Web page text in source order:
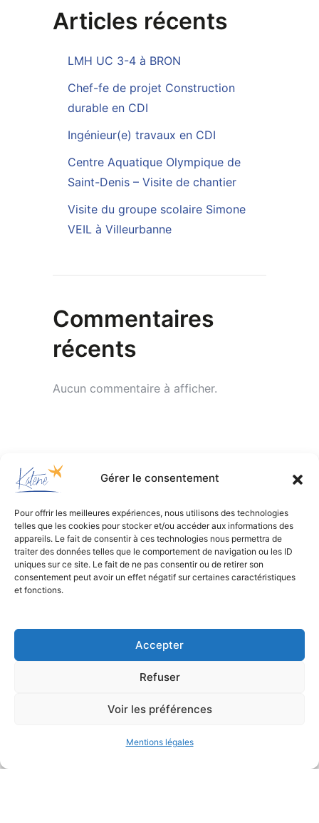
Gérer le consentement
Pour offrir les meilleures expériences, nous utilisons des technologies
telles que les cookies pour stocker et/ou accéder aux informations des
appareils. Le fait de consentir à ces technologies nous permettra de
traiter des données telles que le comportement de navigation ou les ID
uniques sur ce site. Le fait de ne pas consentir ou de retirer son
consentement peut avoir un effet négatif sur certaines caractéristiques
et fonctions.
Accepter
Refuser
Voir les préférences
Mentions légales
Articles récents
LMH UC 3-4 à BRON
Chef-fe de projet Construction
durable en CDI
Ingénieur(e) travaux en CDI
Centre Aquatique Olympique de
Saint-Denis – Visite de chantier
Visite du groupe scolaire Simone
VEIL à Villeurbanne
Commentaires
récents
Aucun commentaire à afficher.
Bureau d’études
de conception environnementale